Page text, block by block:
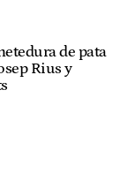
de pata
Rius y